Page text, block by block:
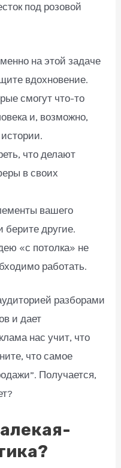
под розовой
на этой задаче
вдохновение.
смогут что-то
и, возможно,
что делают
в своих
вашего
берите другие.
«с потолка» не
работать.
разборами
и дает
нас учит, что
что самое
Получается,